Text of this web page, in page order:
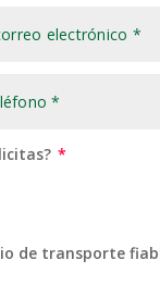
de transporte